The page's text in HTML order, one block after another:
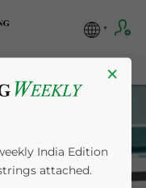
×
India Edition
attached.